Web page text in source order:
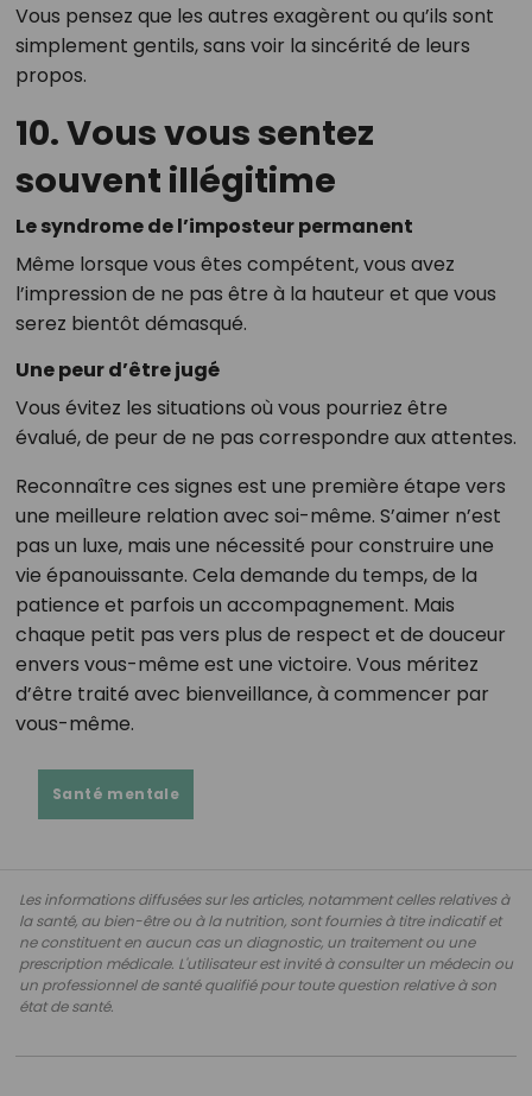
Vous pensez que les autres exagèrent ou qu’ils sont
simplement gentils, sans voir la sincérité de leurs
propos.
10. Vous vous sentez
souvent illégitime
Le syndrome de l’imposteur permanent
Même lorsque vous êtes compétent, vous avez
l’impression de ne pas être à la hauteur et que vous
serez bientôt démasqué.
Une peur d’être jugé
Vous évitez les situations où vous pourriez être
évalué, de peur de ne pas correspondre aux attentes.
Reconnaître ces signes est une première étape vers
une meilleure relation avec soi-même. S’aimer n’est
pas un luxe, mais une nécessité pour construire une
vie épanouissante. Cela demande du temps, de la
patience et parfois un accompagnement. Mais
chaque petit pas vers plus de respect et de douceur
envers vous-même est une victoire. Vous méritez
d’être traité avec bienveillance, à commencer par
vous-même.
Santé mentale
Les informations diffusées sur les articles, notamment celles relatives à
la santé, au bien-être ou à la nutrition, sont fournies à titre indicatif et
ne constituent en aucun cas un diagnostic, un traitement ou une
prescription médicale. L'utilisateur est invité à consulter un médecin ou
un professionnel de santé qualifié pour toute question relative à son
état de santé.